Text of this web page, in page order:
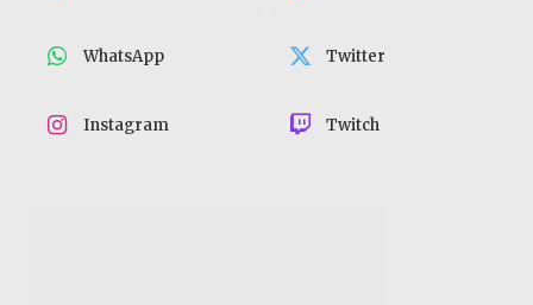
WhatsApp Twitter
Instagram Twitch